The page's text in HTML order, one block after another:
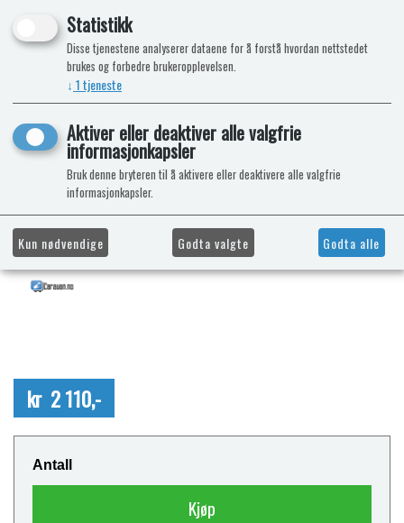
kr 2 110,-
Antall
Kjøp
Statistikk
Disse tjenestene analyserer dataene for å forstå hvordan nettstedet
brukes og forbedre brukeropplevelsen.
↓ 1tjeneste
Aktiver eller deaktiver alle valgfrie
informasjonkapsler
Bruk denne bryteren til å aktivere eller deaktivere alle valgfrie
informasjonkapsler.
Kun nødvendige Godta valgte Godta alle